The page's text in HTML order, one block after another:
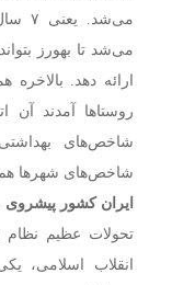
می‌شد تا بهورز
ارائه دهد.
روستاها آمدند
شاخص‌های
شاخص‌های شهرها
ایران کشور
تحولات عظیم
انقلاب اسلامی،